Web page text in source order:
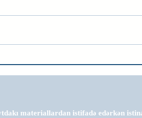
materiallardan istifadə edərkən